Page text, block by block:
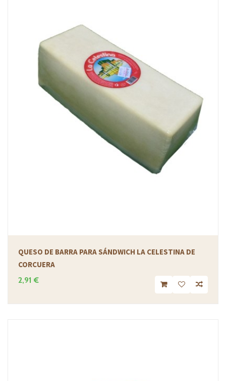
QUESO DE BARRA PARA SÁNDWICH LA CELESTINA DE
CORCUERA
2,91 €